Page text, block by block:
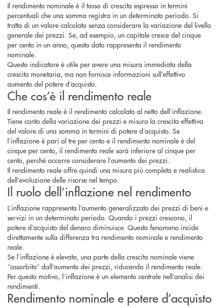
Il rendimento nominale è il tasso di crescita espresso in termini
percentuali che una somma registra in un determinato periodo. Si
tratta di un valore calcolato senza considerare la variazione del livello
generale dei prezzi. Se, ad esempio, un capitale cresce del cinque
per cento in un anno, questo dato rappresenta il rendimento
nominale.
Questo indicatore è utile per avere una misura immediata della
crescita monetaria, ma non fornisce informazioni sull’effettivo
aumento del potere d’acquisto.
Che cos’è il rendimento reale
Il rendimento reale è il rendimento calcolato al netto dell’inflazione.
Tiene conto della variazione dei prezzi e misura la crescita effettiva
del valore di una somma in termini di potere d’acquisto. Se
l’inflazione è pari al tre per cento e il rendimento nominale è del
cinque per cento, il rendimento reale sarà inferiore al cinque per
cento, perché occorre considerare l’aumento dei prezzi.
Il rendimento reale offre quindi una misura più completa e realistica
dell’evoluzione delle risorse nel tempo.
Il ruolo dell’inflazione nel rendimento
L’inflazione rappresenta l’aumento generalizzato dei prezzi di beni e
servizi in un determinato periodo. Quando i prezzi crescono, il
potere d’acquisto del denaro diminuisce. Questo fenomeno incide
direttamente sulla differenza tra rendimento nominale e rendimento
reale.
Se l’inflazione è elevata, una parte della crescita nominale viene
“assorbita” dall’aumento dei prezzi, riducendo il rendimento reale.
Per questo motivo, l’inflazione è un elemento centrale nell’analisi dei
rendimenti.
Rendimento nominale e potere d’acquisto